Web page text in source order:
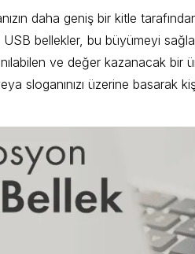
daha geniş bir kitle
bellekler, bu büyümeyi
ve değer kazanacak bir
sloganınızı üzerine basarak